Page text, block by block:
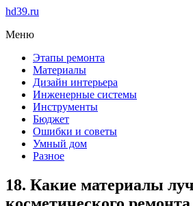
hd39.ru
Меню
Этапы ремонта
Материалы
Дизайн интерьера
Инженерные системы
Инструменты
Бюджет
Ошибки и советы
Умный дом
Разное
18. Какие материалы